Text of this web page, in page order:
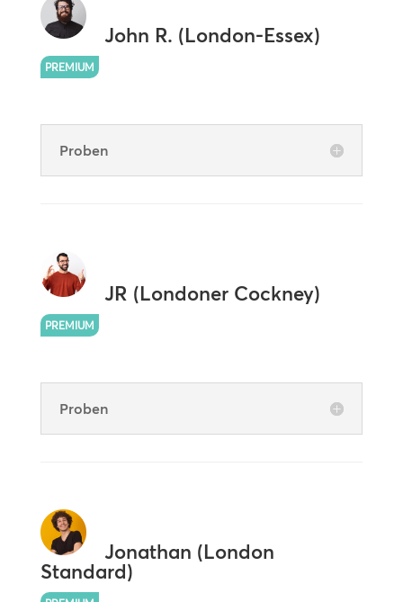
John R. (London-Essex)
PREMIUM
Proben
JR (Londoner Cockney)
PREMIUM
Proben
Jonathan (London
Standard)